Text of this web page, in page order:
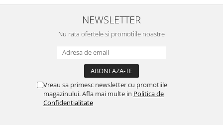
Flora
NEWSLETTER
Nu rata ofertele si promotiile noastre
Vreau sa primesc newsletter cu promotiile
magazinului. Afla mai multe in Politica de
Confidentialitate